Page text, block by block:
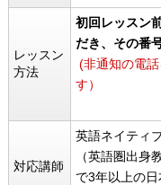
レッスン
方法
初回レッスン
だき、 その番
(非通知の電
す）
対応講師
英語ネイティ
（英語圏出身
で3年以上の日